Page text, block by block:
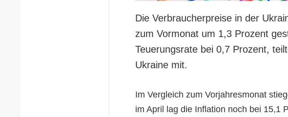
Die Verbraucherpreise in der
zum Vormonat um 1,3 Prozent
Teuerungsrate bei 0,7 Prozent,
Ukraine mit.
Im Vergleich zum Vorjahresmonat
im April lag die Inflation noch bei 15,1